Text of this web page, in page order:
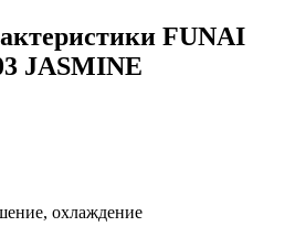
FUNAI
JASMINE
охлаждение